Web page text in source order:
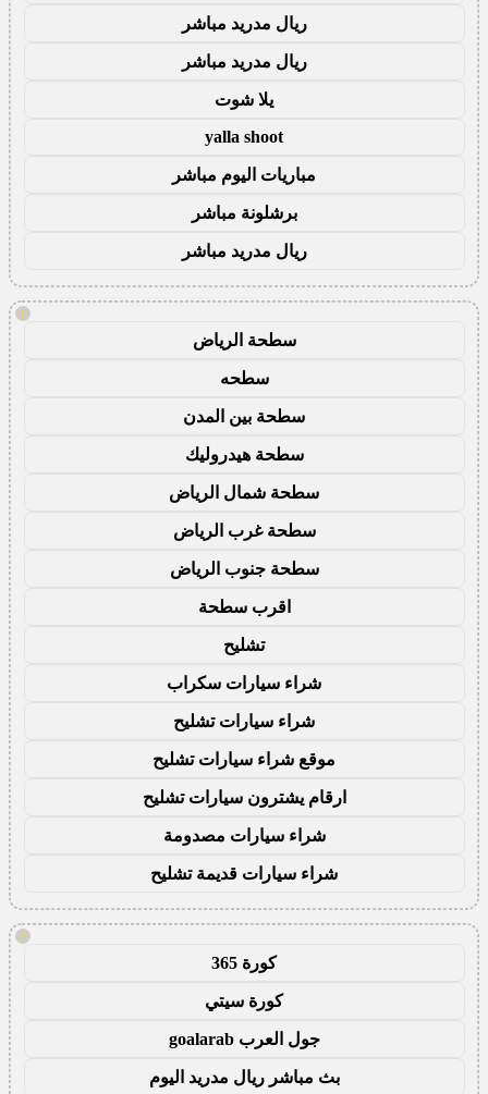
ريال مدريد مباشر
ريال مدريد مباشر
يلا شوت
yalla shoot
مباريات اليوم مباشر
برشلونة مباشر
ريال مدريد مباشر
!
سطحة الرياض
سطحه
سطحة بين المدن
سطحة هيدروليك
سطحة شمال الرياض
سطحة غرب الرياض
سطحة جنوب الرياض
اقرب سطحة
تشليح
شراء سيارات سكراب
شراء سيارات تشليح
موقع شراء سيارات تشليح
ارقام يشترون سيارات تشليح
شراء سيارات مصدومة
شراء سيارات قديمة تشليح
!
كورة 365
كورة سيتي
جول العرب goalarab
بث مباشر ريال مدريد اليوم